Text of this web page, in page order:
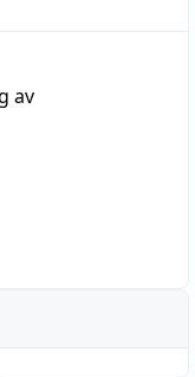
av